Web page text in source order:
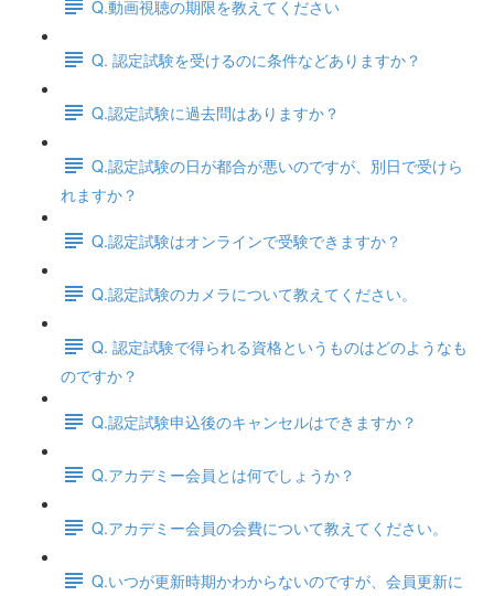
Q.動画視聴の期限を教えてください
Q. 認定試験を受けるのに条件などありますか？
Q.認定試験に過去問はありますか？
Q.認定試験の日が都合が悪いのですが、別日で受けら
れますか？
Q.認定試験はオンラインで受験できますか？
Q.認定試験のカメラについて教えてください。
Q. 認定試験で得られる資格というものはどのようなも
のですか？
Q.認定試験申込後のキャンセルはできますか？
Q.アカデミー会員とは何でしょうか？
Q.アカデミー会員の会費について教えてください。
Q.いつが更新時期かわからないのですが、会員更新に